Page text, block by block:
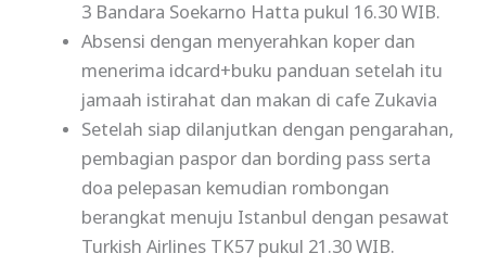
3 Bandara Soekarno Hatta pukul 16.30 WIB.
Absensi dengan menyerahkan koper dan
menerima idcard+buku panduan setelah itu
jamaah istirahat dan makan di cafe Zukavia
Setelah siap dilanjutkan dengan pengarahan,
pembagian paspor dan bording pass serta
doa pelepasan kemudian rombongan
berangkat menuju Istanbul dengan pesawat
Turkish Airlines TK57 pukul 21.30 WIB.